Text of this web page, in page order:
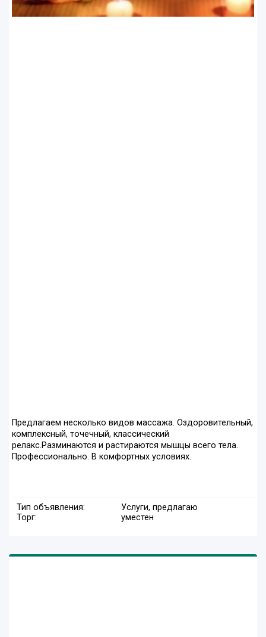
Предлагаем несколько видов массажа. Оздоровительный,
комплексный, точечный, классический
релакс.Разминаются и растираются мышцы всего тела.
Профессионально. В комфортных условиях.
Тип объявления:
Услуги, предлагаю
Торг:
уместен